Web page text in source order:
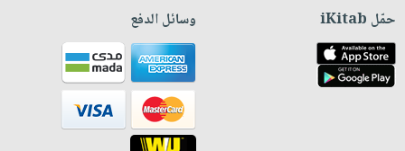
حمّل iKitab وسائل الدفع